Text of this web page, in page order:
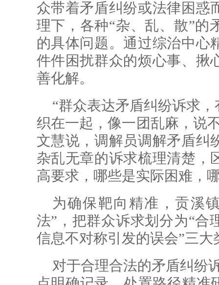
众带着矛盾纠纷或法律困惑
理下，各种“杂、乱、散”的
的具体问题。通过综治中心
件件困扰群众的烦心事、揪
善化解。
“群众表达矛盾纠纷诉求
织在一起，像一团乱麻，说
文慧说，调解员调解矛盾纠
杂乱无章的诉求梳理清楚，
高要求，哪些是实际困难，
为确保靶向精准，贡溪
法”，把群众诉求划分为“合
信息不对称引发的误会”三大
对于合理合法的矛盾纠纷